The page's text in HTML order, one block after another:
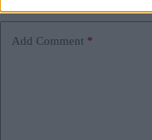
Add Comment *